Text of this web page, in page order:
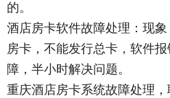
的。
酒店房卡软件故障处理：现
房卡，不能发行总卡，软件
障，半小时解决问题。
重庆酒店房卡系统故障处理